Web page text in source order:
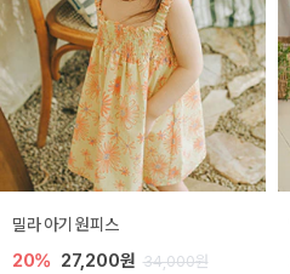
밀라 아기 원피스
20% 27,200원 34,000원